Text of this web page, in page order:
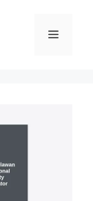
Menu